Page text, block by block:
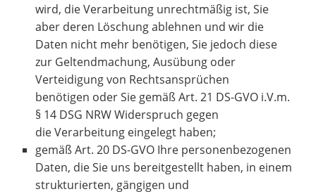
wird, die Verarbeitung unrechtmäßig ist, Sie
aber deren Löschung ablehnen und wir die
Daten nicht mehr benötigen, Sie jedoch diese
zur Geltendmachung, Ausübung oder
Verteidigung von Rechtsansprüchen
benötigen oder Sie gemäß Art. 21 DS-GVO i.V.m.
§ 14 DSG NRW Widerspruch gegen
die Verarbeitung eingelegt haben;
gemäß Art. 20 DS-GVO Ihre personenbezogenen
Daten, die Sie uns bereitgestellt haben, in einem
strukturierten, gängigen und